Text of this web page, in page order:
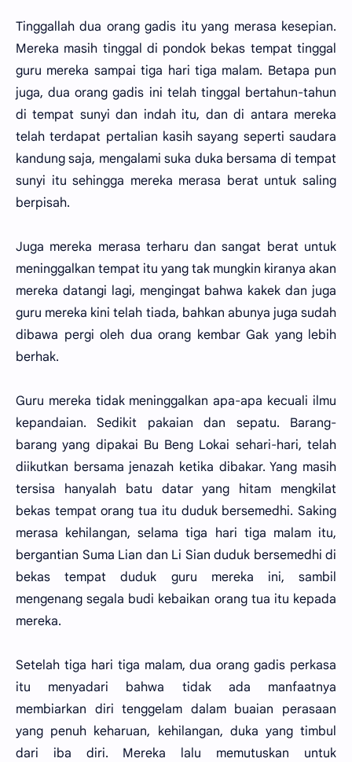
Tinggallah dua orang gadis itu yang merasa kesepian.
Mereka masih tinggal di pondok bekas tempat tinggal
guru mereka sampai tiga hari tiga malam. Betapa pun
juga, dua orang gadis ini telah tinggal bertahun-tahun
di tempat sunyi dan indah itu, dan di antara mereka
telah terdapat pertalian kasih sayang seperti saudara
kandung saja, mengalami suka duka bersama di tempat
sunyi itu sehingga mereka merasa berat untuk saling
berpisah.
Juga mereka merasa terharu dan sangat berat untuk
meninggalkan tempat itu yang tak mungkin kiranya akan
mereka datangi lagi, mengingat bahwa kakek dan juga
guru mereka kini telah tiada, bahkan abunya juga sudah
dibawa pergi oleh dua orang kembar Gak yang lebih
berhak.
Guru mereka tidak meninggalkan apa-apa kecuali ilmu
kepandaian. Sedikit pakaian dan sepatu. Barang-
barang yang dipakai Bu Beng Lokai sehari-hari, telah
diikutkan bersama jenazah ketika dibakar. Yang masih
tersisa hanyalah batu datar yang hitam mengkilat
bekas tempat orang tua itu duduk bersemedhi. Saking
merasa kehilangan, selama tiga hari tiga malam itu,
bergantian Suma Lian dan Li Sian duduk bersemedhi di
bekas tempat duduk guru mereka ini, sambil
mengenang segala budi kebaikan orang tua itu kepada
mereka.
Setelah tiga hari tiga malam, dua orang gadis perkasa
itu menyadari bahwa tidak ada manfaatnya
membiarkan diri tenggelam dalam buaian perasaan
yang penuh keharuan, kehilangan, duka yang timbul
dari iba diri. Mereka lalu memutuskan untuk